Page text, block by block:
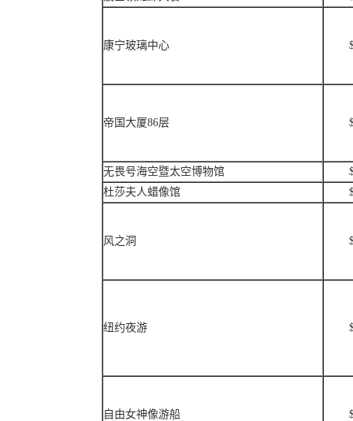
康宁玻璃中心
帝国大厦86层
无畏号海空暨太空博物馆
杜莎夫人蜡像馆
风之洞
纽约夜游
自由女神像游船